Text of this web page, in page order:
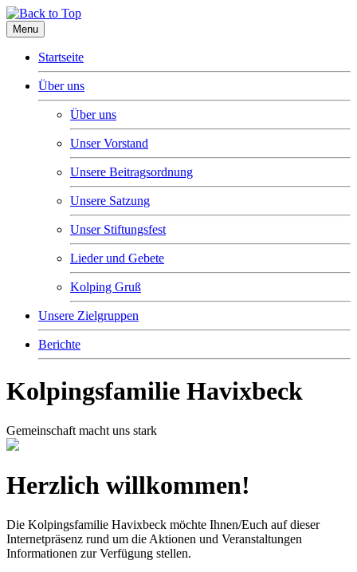
Menu
Startseite
Über uns
Über uns
Unser Vorstand
Unsere Beitragsordnung
Unsere Satzung
Unser Stiftungsfest
Lieder und Gebete
Kolping Gruß
Unsere Zielgruppen
Berichte
Kolpingsfamilie Havixbeck
Gemeinschaft macht uns stark
Herzlich willkommen!
Die Kolpingsfamilie Havixbeck möchte Ihnen/Euch auf dieser
Internetpräsenz rund um die Aktionen und Veranstaltungen
Informationen zur Verfügung stellen.